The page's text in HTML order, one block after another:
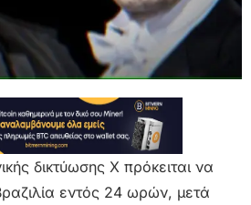
δικτύωσης X πρόκειται να
εντός 24 ωρών, μετά